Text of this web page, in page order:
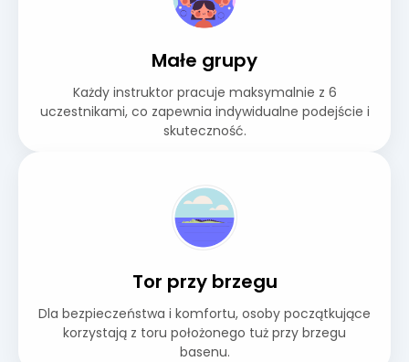
Małe grupy
Każdy instruktor pracuje maksymalnie z 6
uczestnikami, co zapewnia indywidualne podejście i
skuteczność.
Tor przy brzegu
Dla bezpieczeństwa i komfortu, osoby początkujące
korzystają z toru położonego tuż przy brzegu
basenu.